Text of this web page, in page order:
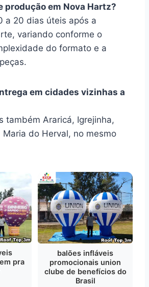
produção em Nova Hartz?
a 20 dias úteis após a
variando conforme o
do formato e a
em cidades vizinhas a
também Araricá, Igrejinha,
Maria do Herval, no mesmo
pra
balões infláveis
promocionais union
clube de benefícios do
Brasil